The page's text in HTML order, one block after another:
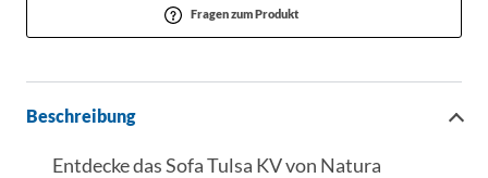
Fragen zum Produkt
Beschreibung
Entdecke das Sofa Tulsa KV von Natura